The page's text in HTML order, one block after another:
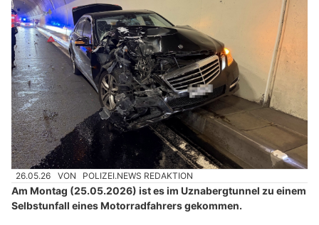
26.05.26 VON POLIZEI.NEWS REDAKTION
Am Montag (25.05.2026) ist es im Uznabergtunnel zu einem
Selbstunfall eines Motorradfahrers gekommen.